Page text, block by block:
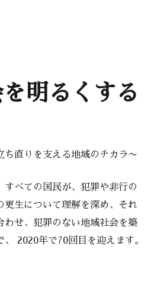
明るくする
ち直りを支える地域のチカラ〜
べての国民が、犯罪や非行の
更生について理解を深め、それ
わせ、犯罪のない地域社会を築
2020年で70回目を迎えます。